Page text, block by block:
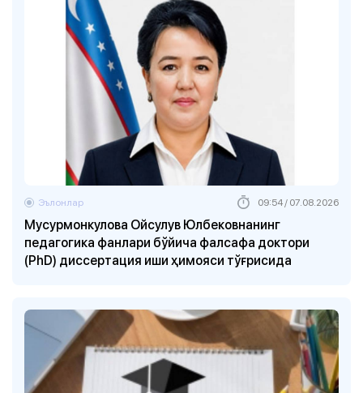
Мусурмонкулова Ойсулув Юлбековнанинг
педагогика фанлари бўйича фалсафа доктори
(PhD) диссертация иши ҳимояси тўғрисида
Эълонлар 09:54 / 07.08.2026